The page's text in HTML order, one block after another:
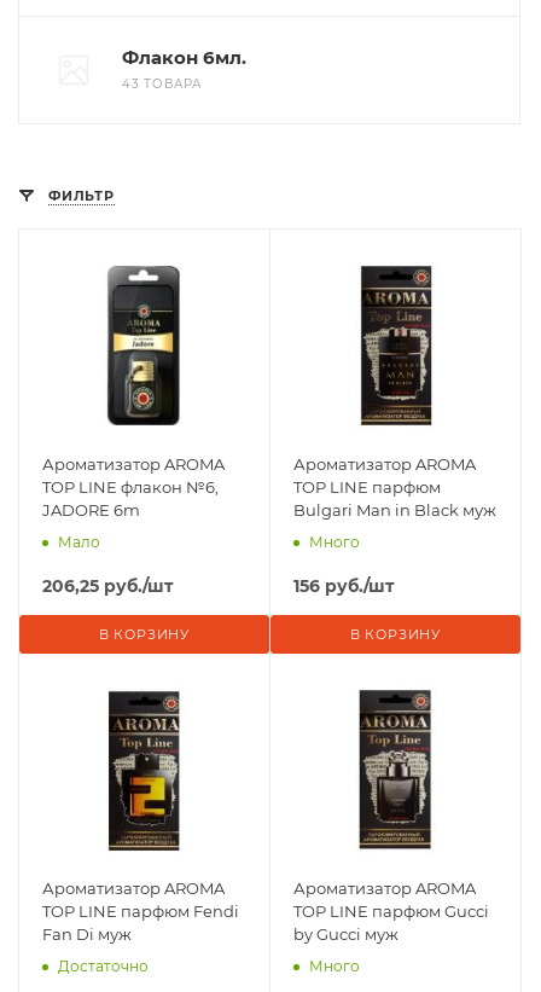
Флакон 6мл.
43 ТОВАРА
ФИЛЬТР
Ароматизатор AROMA
TOP LINE флакон №6,
JADORE 6m
Мало
206,25 руб./шт
В КОРЗИНУ
Ароматизатор AROMA
TOP LINE парфюм
Bulgari Man in Black муж
Много
156 руб./шт
В КОРЗИНУ
Ароматизатор AROMA
TOP LINE парфюм Fendi
Fan Di муж
Достаточно
Ароматизатор AROMA
TOP LINE парфюм Gucci
by Gucci муж
Много